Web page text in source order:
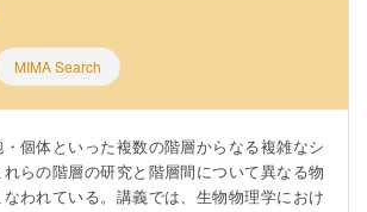
MIMA Search
個体といった複数の階層からなる複雑なシ
らの階層の研究と階層間について異なる物
われている。講義では、生物物理学におけ